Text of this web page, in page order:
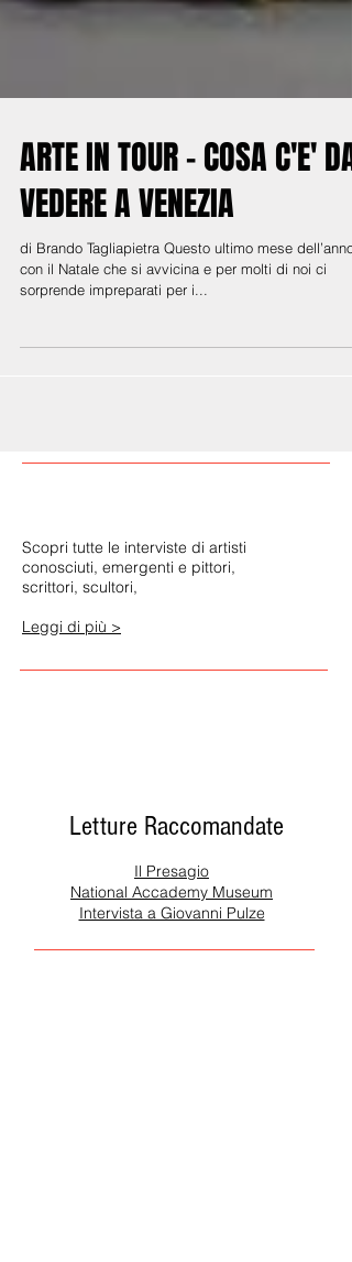
ARTE IN TOUR - COSA C'E' DA
VEDERE A VENEZIA
di Brando Tagliapietra Questo ultimo mese dell’anno,
Scopri tutte le interviste di artisti
scrittori, scultori,
Leggi di più >
Letture Raccomandate
Il Presagio